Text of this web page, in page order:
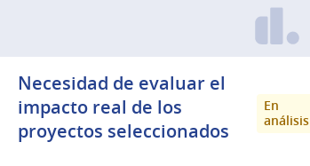
Necesidad de evaluar el
impacto real de los
proyectos seleccionados
En
análisis